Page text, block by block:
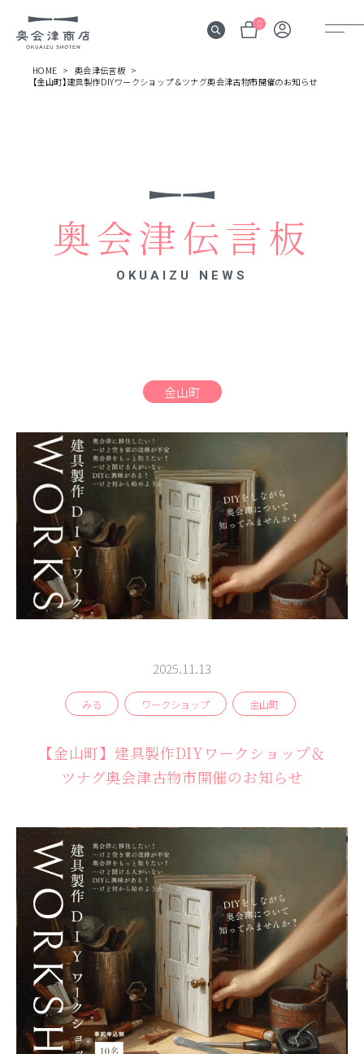
0
よむ
記事
ABOUT
相談窓口
アクセス
お問い合わせ
HOME
奥会津伝言板
【金山町】建具製作DIYワークショップ＆ツナグ奥会津古物市開催のお知らせ
奥会津伝言板
OKUAIZU NEWS
金山町
2025.11.13
みる ワークショップ 金山町
【金山町】建具製作DIYワークショップ＆
ツナグ奥会津古物市開催のお知らせ